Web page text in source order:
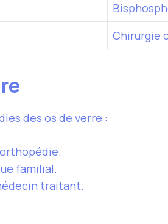
Chirurgie
des os de verre :
familial.
traitant.